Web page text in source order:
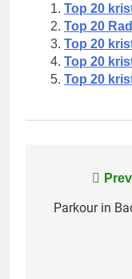
Top 20
Top 20
Top 20
Top 20
Top 20
Navigare
înParkour in